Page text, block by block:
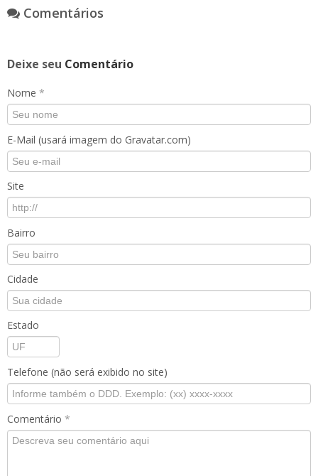
Comentários
Deixe seu Comentário
Nome *
E-Mail (usará imagem do Gravatar.com)
Site
Bairro
Cidade
Estado
Telefone (não será exibido no site)
Comentário *